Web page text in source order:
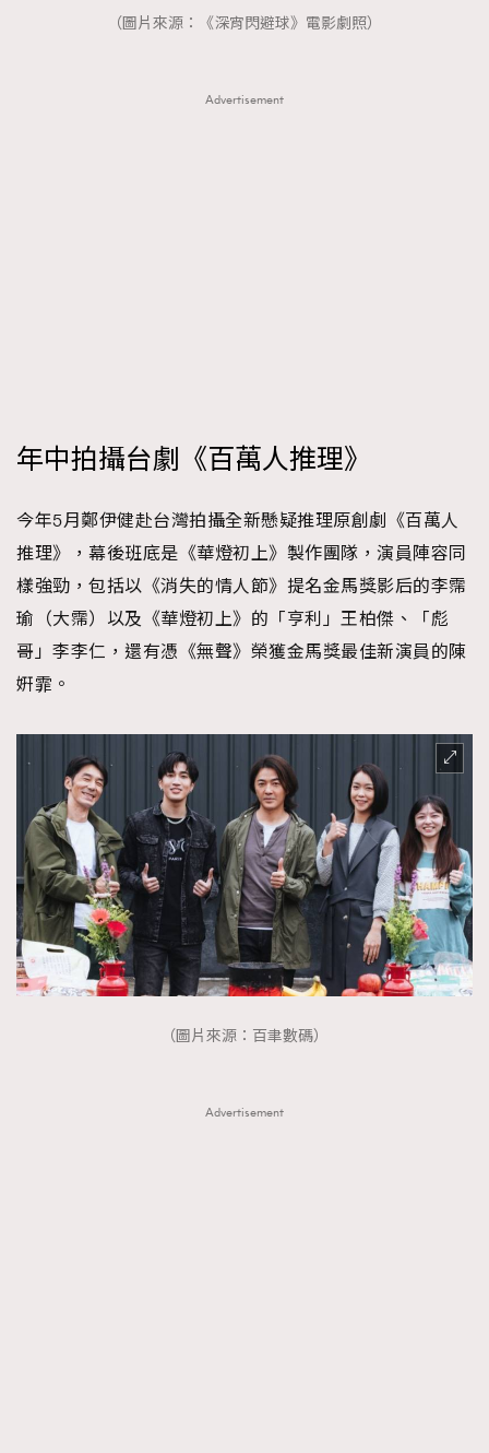
（圖片來源：《深宵閃避球》電影劇照）
Advertisement
年中拍攝台劇《百萬人推理》
今年5月鄭伊健赴台灣拍攝全新懸疑推理原創劇《百萬人
推理》，幕後班底是《華燈初上》製作團隊，演員陣容同
樣強勁，包括以《消失的情人節》提名金馬獎影后的李霈
瑜（大霈）以及《華燈初上》的「亨利」王柏傑、「彪
哥」李李仁，還有憑《無聲》榮獲金馬獎最佳新演員的陳
姸霏。
（圖片來源：百聿數碼）
Advertisement